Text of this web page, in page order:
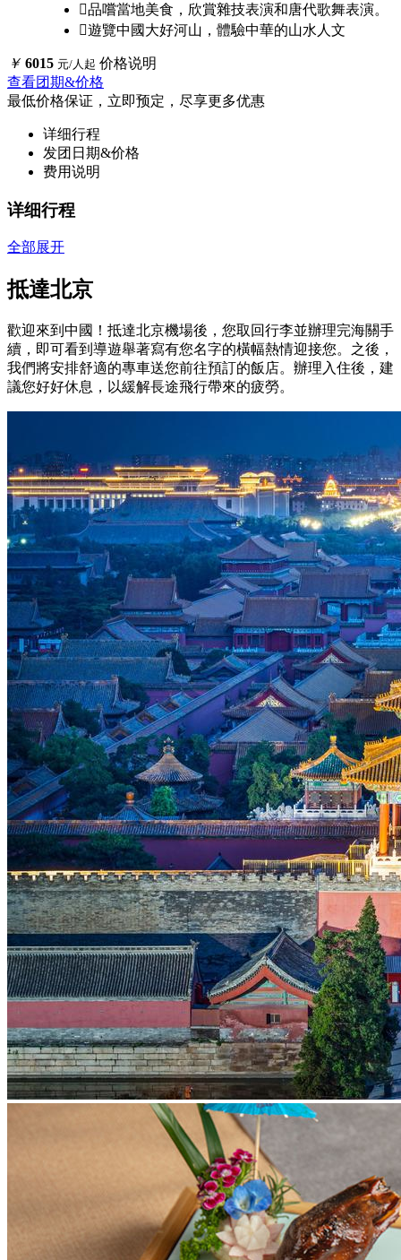
品嚐當地美食，欣賞雜技表演和唐代歌舞表演。
遊覽中國大好河山，體驗中華的山水人文
￥ 6015 元/人起 价格说明
查看团期&价格
最低价格保证，立即预定，尽享更多优惠
详细行程
发团日期&价格
费用说明
详细行程
全部展开
抵達北京
歡迎來到中國！抵達北京機場後，您取回行李並辦理完海關手
續，即可看到導遊舉著寫有您名字的橫幅熱情迎接您。之後，
我們將安排舒適的專車送您前往預訂的飯店。辦理入住後，建
議您好好休息，以緩解長途飛行帶來的疲勞。